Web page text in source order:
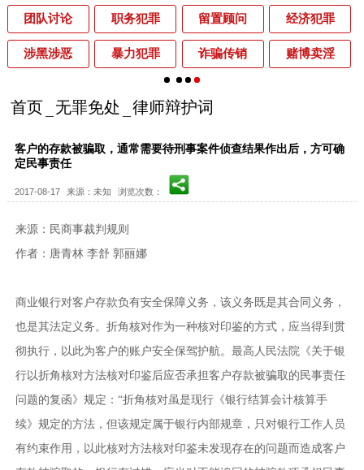
罪名解析库 网站地图
团队讨论 职务犯罪 留置顾问 经济犯罪
涉黑涉恶 暴力犯罪 诈骗传销 赌博卖淫
首页 无罪免处 律师辩护词
客户的存款被骗取，通常需要待刑事案件侦查结果作出后，方可确
定民事责任
2017-08-17 来源：未知 浏览次数：
来源：民商事裁判规则
作者：唐青林 李舒 郭丽娜
商业银行对客户存款负有安全保障义务，该义务既是其合同义务，
也是其法定义务。折角核对作为一种核对印鉴的方式，应当得到贯
彻执行，以此为客户的账户安全保驾护航。最高人民法院《关于银
行以折角核对方法核对印鉴后应否承担客户存款被骗取的民事责任
问题的复函》规定：“折角核对虽是现行《银行结算会计核算手
续》规定的方法，但该规定属于银行内部规章，只对银行工作人员
有约束作用，以此核对方法核对印鉴未发现存在的问题而造成客户